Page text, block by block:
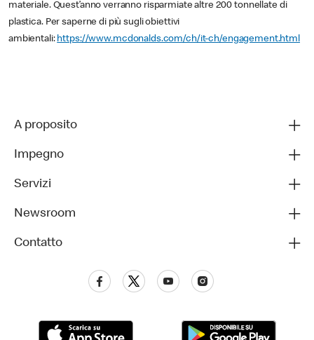
materiale. Quest’anno verranno risparmiate altre 200 tonnellate di
plastica. Per saperne di più sugli obiettivi
ambientali: https://www.mcdonalds.com/ch/it-ch/engagement.html
A proposito
Impegno
Servizi
Newsroom
Contatto